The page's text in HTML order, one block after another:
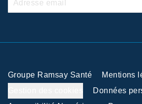
Groupe Ramsay Santé
Mentions
Données